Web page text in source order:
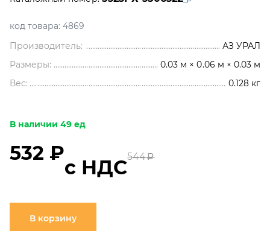
код товара: 4869
Производитель:
АЗ УРАЛ
Размеры:
0.03 м × 0.06 м × 0.03 м
Вес:
0.128 кг
В наличии 49 ед
532 ₽
с НДС544a
В корзину